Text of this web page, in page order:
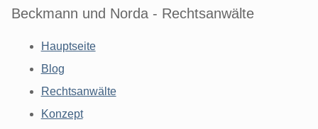
Beckmann und Norda - Rechtsanwälte
Hauptseite
Blog
Rechtsanwälte
Konzept